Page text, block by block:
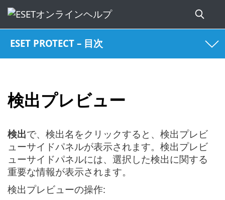
ESET PROTECT – 目次
検出プレビュー
検出で、検出名をクリックすると、検出プレビ
ューサイドパネルが表示されます。検出プレビ
ューサイドパネルには、選択した検出に関する
重要な情報が表示されます。
検出プレビューの操作: